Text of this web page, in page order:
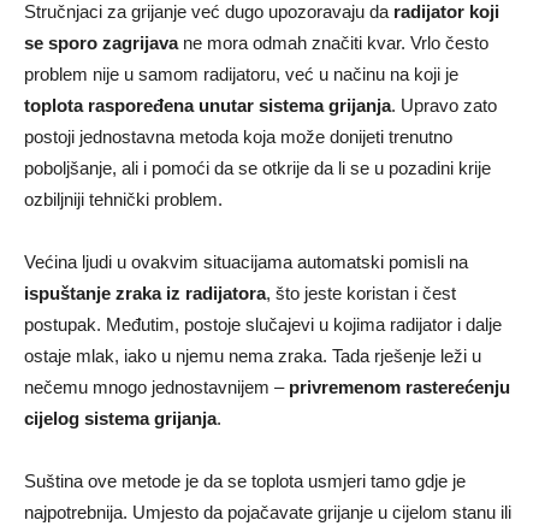
Stručnjaci za grijanje već dugo upozoravaju da radijator koji
se sporo zagrijavane mora odmah značiti kvar. Vrlo često
problem nije u samom radijatoru, već u načinu na koji je
toplota raspoređena unutar sistema grijanja. Upravo zato
postoji jednostavna metoda koja može donijeti trenutno
poboljšanje, ali i pomoći da se otkrije da li se u pozadini krije
ozbiljniji tehnički problem.
Većina ljudi u ovakvim situacijama automatski pomisli na
ispuštanje zraka iz radijatora, što jeste koristan i čest
postupak. Međutim, postoje slučajevi u kojima radijator i dalje
ostaje mlak, iako u njemu nema zraka. Tada rješenje leži u
nečemu mnogo jednostavnijem – privremenom rasterećenju
cijelog sistema grijanja.
Suština ove metode je da se toplota usmjeri tamo gdje je
najpotrebnija. Umjesto da pojačavate grijanje u cijelom stanu ili